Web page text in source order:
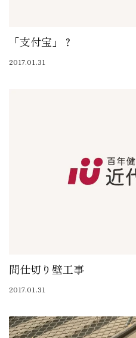
「支付宝」？
2017.01.31
間仕切り壁工事
2017.01.31